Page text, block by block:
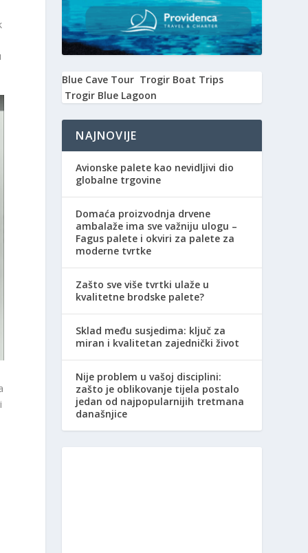
Blue Cave Tour Trogir Boat Trips
Trogir Blue Lagoon
NAJNOVIJE
Avionske palete kao nevidljivi dio
globalne trgovine
Domaća proizvodnja drvene
ambalaže ima sve važniju ulogu –
Fagus palete i okviri za palete za
moderne tvrtke
Zašto sve više tvrtki ulaže u
kvalitetne brodske palete?
Sklad među susjedima: ključ za
miran i kvalitetan zajednički život
Nije problem u vašoj disciplini:
zašto je oblikovanje tijela postalo
jedan od najpopularnijih tretmana
današnjice